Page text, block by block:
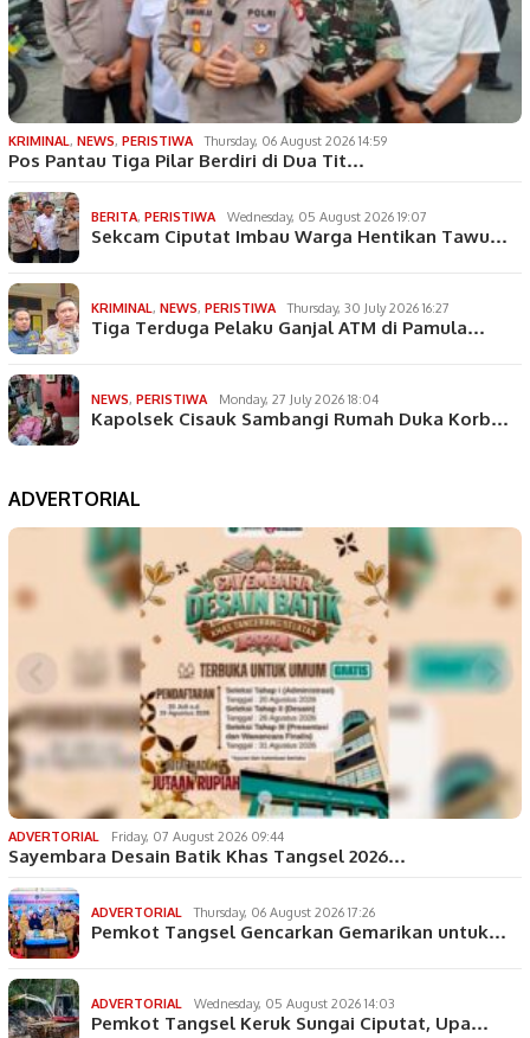
KRIMINAL, NEWS, PERISTIWA Thursday, 06 August 2026 14:59
Pos Pantau Tiga Pilar Berdiri di Dua Tit…
BERITA, PERISTIWA Wednesday, 05 August 2026 19:07
Sekcam Ciputat Imbau Warga Hentikan Tawu…
KRIMINAL, NEWS, PERISTIWA Thursday, 30 July 2026 16:27
Tiga Terduga Pelaku Ganjal ATM di Pamula…
NEWS, PERISTIWA Monday, 27 July 2026 18:04
Kapolsek Cisauk Sambangi Rumah Duka Korb…
ADVERTORIAL
ADVERTORIAL Friday, 07 August 2026 09:44
Sayembara Desain Batik Khas Tangsel 2026…
ADVERTORIAL Thursday, 06 August 2026 17:26
Pemkot Tangsel Gencarkan Gemarikan untuk…
ADVERTORIAL Wednesday, 05 August 2026 14:03
Pemkot Tangsel Keruk Sungai Ciputat, Upa…